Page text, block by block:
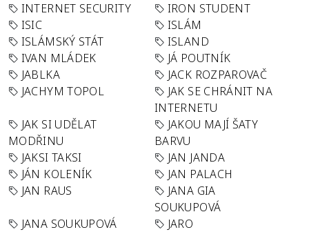
INTERNET SECURITY
IRON STUDENT
ISIC
ISLÁM
ISLÁMSKÝ STÁT
ISLAND
IVAN MLÁDEK
JÁ POUTNÍK
JABLKA
JACK ROZPAROVAČ
JACHYM TOPOL
JAK SE CHRÁNIT NA
INTERNETU
JAK SI UDĚLAT
MODŘINU
JAKOU MAJÍ ŠATY
BARVU
JAKSI TAKSI
JAN JANDA
JÁN KOLENÍK
JAN PALACH
JAN RAUS
JANA GIA
SOUKUPOVÁ
JANA SOUKUPOVÁ
JARO